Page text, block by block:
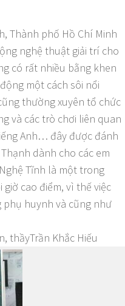
Thành phố Hồ Chí Minh
nghệ thuật giải trí cho
có rất nhiều bằng khen
một cách sôi nổi
thường xuyên tổ chức
và các trò chơi liên quan
Anh… đây được đánh
dành cho các em
Tĩnh là một trong
cao điểm, vì thế việc
phụ huynh và cũng như
thầyTrần Khắc Hiếu